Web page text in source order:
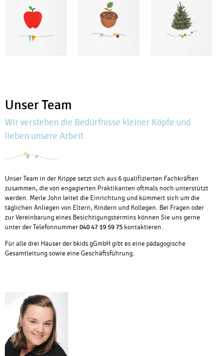
Unser Team
Wir verstehen die Bedürfnisse kleiner Köpfe und
lieben unsere Arbeit
Unser Team in der Krippe setzt sich aus 6 qualifizierten Fachkräften
zusammen, die von engagierten Praktikanten oftmals noch unterstützt
werden. Merle John leitet die Einrichtung und kümmert sich um die
täglichen Anliegen von Eltern, Kindern und Kollegen. Bei Fragen oder
zur Vereinbarung eines Besichtigungstermins können Sie uns gerne
unter der Telefonnummer040 47 19 59 75 kontaktieren.
Für alle drei Häuser der bkids gGmbH gibt es eine pädagogische
Gesamtleitung sowie eine Geschäftsführung.